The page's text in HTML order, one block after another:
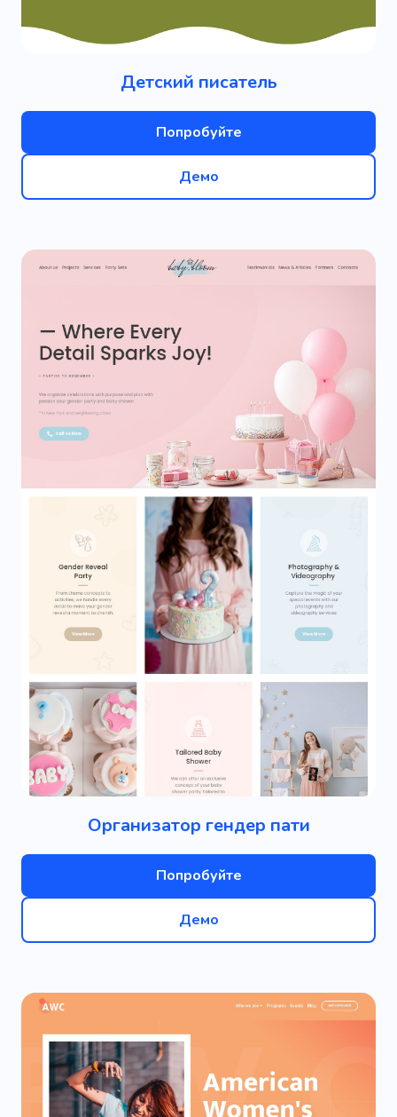
Детский писатель
Попробуйте
Демо
Организатор гендер пати
Попробуйте
Демо